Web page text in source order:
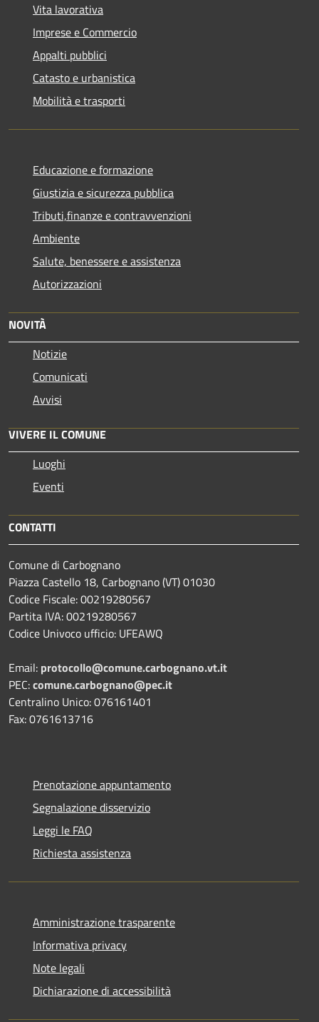
Vita lavorativa
Imprese e Commercio
Appalti pubblici
Catasto e urbanistica
Mobilità e trasporti
Educazione e formazione
Giustizia e sicurezza pubblica
Tributi,finanze e contravvenzioni
Ambiente
Salute, benessere e assistenza
Autorizzazioni
NOVITÀ
Notizie
Comunicati
Avvisi
VIVERE IL COMUNE
Luoghi
Eventi
CONTATTI
Comune di Carbognano
Piazza Castello 18, Carbognano (VT) 01030
Codice Fiscale: 00219280567
Partita IVA: 00219280567
Codice Univoco ufficio: UFEAWQ
Email: protocollo@comune.carbognano.vt.it
PEC:comune.carbognano@pec.it
Centralino Unico: 076161401
Fax: 0761613716
Prenotazione appuntamento
Segnalazione disservizio
Leggi le FAQ
Richiesta assistenza
Amministrazione trasparente
Informativa privacy
Note legali
Dichiarazione di accessibilità